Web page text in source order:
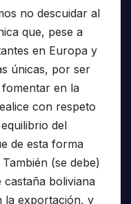
no descuidar al
que, pese a
en Europa y
únicas, por ser
en la
con respeto
del
de esta forma
(se debe)
boliviana
la exportación, y